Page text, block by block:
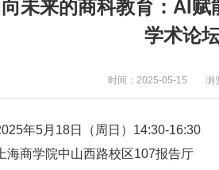
向未来的商科教育：AI赋
学术论
时间：2025-05-15 浏
年5月18日（周日）14:30-16:30
海商学院中山西路校区107报告厅